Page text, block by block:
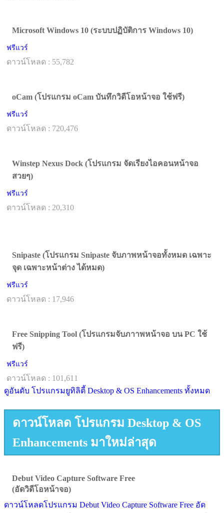
Microsoft Windows 10 (ระบบปฏิบัติการ Windows 10)
ฟรีแวร์
ดาวน์โหลด : 55,782
oCam (โปรแกรม oCam บันทึกวิดีโอหน้าจอ ใช้ฟรี)
ฟรีแวร์
ดาวน์โหลด : 720,476
Winstep Nexus Dock (โปรแกรม จัดเรียงไอคอนหน้าจอ
สวยๆ)
ฟรีแวร์
ดาวน์โหลด : 20,310
Snipaste (โปรแกรม Snipaste จับภาพหน้าจอทั้งหมด เฉพาะ
จุด เฉพาะหน้าต่าง ได้หมด)
ฟรีแวร์
ดาวน์โหลด : 17,946
Free Snipping Tool (โปรแกรมจับภาาพหน้าจอ บน PC ใช้
ฟรี)
ฟรีแวร์
ดาวน์โหลด : 101,611
ดูอันดับ โปรแกรมยูทิลิตี้ Desktop & OS Enhancements ทั้งหมด
ดาวน์โหลด โปรแกรม Desktop & OS
Enhancements มาใหม่ล่าสุด
Debut Video Capture Software Free
(อัดวิดีโอหน้าจอ)
ดาวน์โหลดโปรแกรม Debut Video Capture Software Free อัด